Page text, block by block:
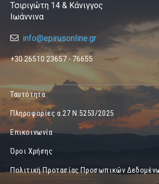
Τσιριγώτη 14 & Κάνιγγος
Ιωάννινα
info@epirusonline.gr
+30 26510 23657 - 76655
Ταυτότητα
Πληροφορίες α.27 Ν.5253/2025
Επικοινωνία
Όροι Χρήσης
Πολιτική Προτασίας Προσωπικών